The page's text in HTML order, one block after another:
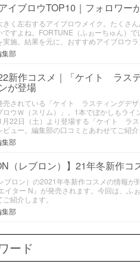
イブロウTOP10｜フォロワー
きく左右するアイブロウメイク。たくさ
ですよね。FORTUNE（ふぉーちゅん）
実施。結果を元に、おすすめアイブロウ
集部
新作コスメ｜「ケイト ラス
が登場
売されている「ケイト ラスティングデ
ロウＷ（スリム）」。1本でぼかしもラ
月22日（土）より登場する「ケイト ラ
ュー。編集部の口コミとあわせてご紹介
集部
（レブロン）】21年冬新作
ブロン）の2021年冬新作コスメの情報
イター N』が発売されます。今回は、ふ
紹介します。
集部
ード